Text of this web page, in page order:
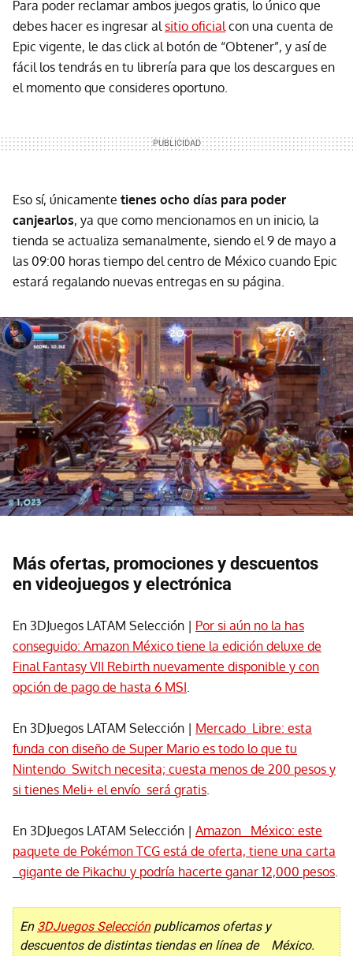
Para poder reclamar ambos juegos gratis, lo único que
debes hacer es ingresar alsitio oficialcon una cuenta de
Epic vigente, le das click al botón de “Obtener”, y así de
fácil los tendrás en tu librería para que los descargues en
el momento que consideres oportuno.
Eso sí, únicamente tienes ocho días para poder
canjearlos, ya que como mencionamos en un inicio, la
tienda se actualiza semanalmente, siendo el 9 de mayo a
las 09:00 horas tiempo del centro de México cuando Epic
estará regalando nuevas entregas en su página.
Más ofertas, promociones y descuentos
en videojuegos y electrónica
En 3DJuegos LATAM Selección | Por si aún no la has
conseguido: Amazon México tiene la edición deluxe de
Final Fantasy VII Rebirth nuevamente disponible y con
opción de pago de hasta 6 MSI.
En 3DJuegos LATAM Selección | Mercado Libre: esta
funda con diseño de Super Mario es todo lo que tu
Nintendo Switch necesita; cuesta menos de 200 pesos y
si tienes Meli+ el envío será gratis.
En 3DJuegos LATAM Selección | Amazon México: este
paquete de Pokémon TCG está de oferta, tiene una carta
gigante de Pikachu y podría hacerte ganar 12,000 pesos.
En 3DJuegos Selecciónpublicamos ofertas y
descuentos de distintas tiendas en línea de México.